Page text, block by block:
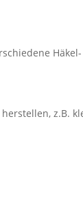
Häkel-
z.B.